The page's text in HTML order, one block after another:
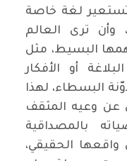
لغة خاصة
ترى العالم
البسيط، مثل
أو الأفكار
البسطاء، لهذا
عن وعيه المثقف
بالمصداقية
الحقيقي،